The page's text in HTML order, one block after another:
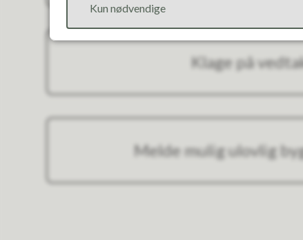
Klage på
Melde mulig ulovlig
Kun nødvendige